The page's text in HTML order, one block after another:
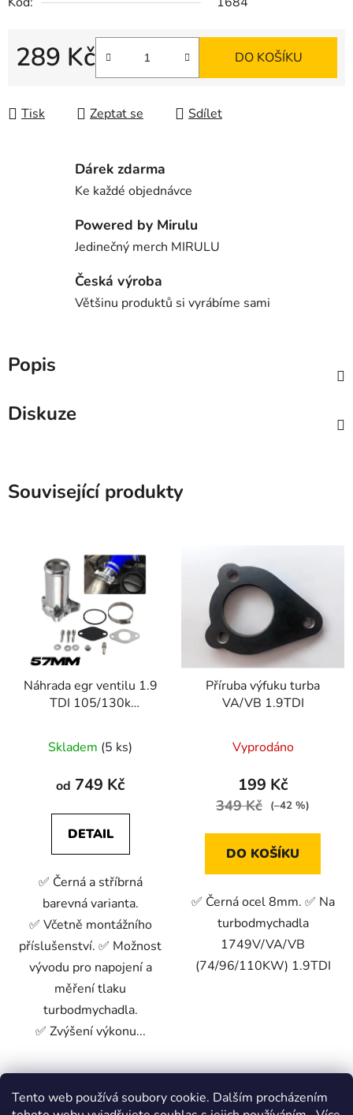
Tento web používá soubory cookie. Dalším procházením
289 Kč DO KOŠÍKU
Tisk Zeptat se Sdílet
Dárek zdarma
Ke každé objednávce
Powered by Mirulu
Jedinečný merch MIRULU
Česká výroba
Většinu produktů si vyrábíme sami
Popis
Diskuze
Související produkty
Náhrada egr ventilu 1.9
TDI 105/130k
Skladem (5 ks)
od 749 Kč
DETAIL
✅ Černá a stříbrná
barevná varianta.
✅ Včetně montážního
příslušenství. ✅ Možnost
vývodu pro napojení a
měření tlaku
turbodmychadla.
✅ Zvýšení výkonu...
Černá.
Příruba výfuku turba
VA/VB 1.9TDI
Vyprodáno
199 Kč
349 Kč (–42 %)
DO KOŠÍKU
✅ Černá ocel 8mm. ✅ Na
turbodmychadla
1749V/VA/VB
(74/96/110KW) 1.9TDI